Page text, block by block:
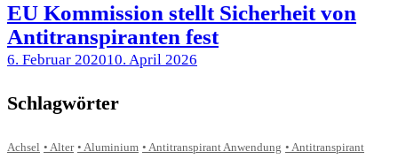
EU Kommission stellt Sicherheit von
Antitranspiranten fest
6. Februar 202010. April 2026
Schlagwörter
Achsel Alter Aluminium Antitranspirant Anwendung
Antitranspirant